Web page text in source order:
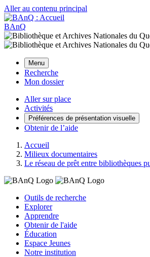
Aller au contenu principal
BAnQ
Menu
Recherche
Mon dossier
Aller sur place
Activités
Préférences de présentation visuelle
Obtenir de l’aide
Accueil
Milieux documentaires
Le réseau de prêt entre bibliothèques
Outils de recherche
Explorer
Apprendre
Obtenir de l'aide
Éducation
Espace Jeunes
Notre institution